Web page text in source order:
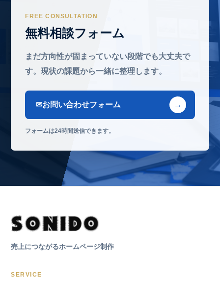
FREE CONSULTATION
無料相談フォーム
まだ方向性が固まっていない段階でも大丈夫で
す。現状の課題から一緒に整理します。
お問い合わせフォーム
フォームは24時間送信できます。
売上につながるホームページ制作
SERVICE